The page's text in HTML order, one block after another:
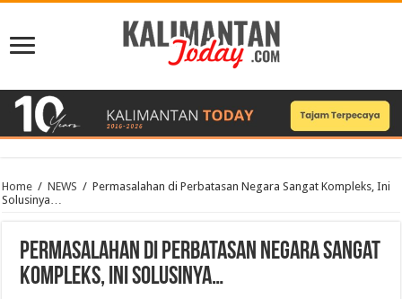
Home / NEWS / Permasalahan di Perbatasan Negara Sangat Kompleks, Ini
Solusinya…
Permasalahan di Perbatasan Negara Sangat
Kompleks, Ini Solusinya…